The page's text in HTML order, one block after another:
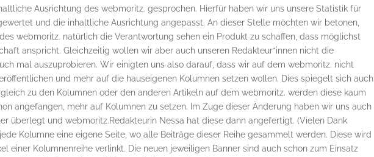
Ausrichtung des webmoritz. gesprochen. Hierfür haben wir uns unsere Statistik für
und die inhaltliche Ausrichtung angepasst. An dieser Stelle möchten wir betonen,
webmoritz. natürlich die Verantwortung sehen ein Produkt zu schaffen, dass möglichst
anspricht. Gleichzeitig wollen wir aber auch unseren Redakteur*innen nicht die
mal auszuprobieren. Wir einigten uns also darauf, dass wir auf dem webmoritz. nicht
und mehr auf die hauseigenen Kolumnen setzen wollen. Dies spiegelt sich auch
zu den Kolumnen oder den anderen Artikeln auf dem webmoritz. werden diese kaum
angefangen, mehr auf Kolumnen zu setzen. Im Zuge dieser Änderung haben wir uns auch
überlegt und webmoritz.Redakteurin Nessa hat diese dann angefertigt. (Vielen Dank
Kolumne eine eigene Seite, wo alle Beiträge dieser Reihe gesammelt werden. Diese wird
einer Kolumnenreihe verlinkt. Die neuen jeweiligen Banner sind auch schon zum Einsatz